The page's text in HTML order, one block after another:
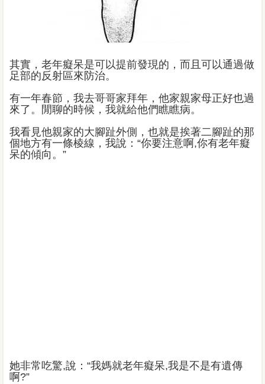
其實，老年癡呆是可以提前發現的，而且可以通過做
足部的反射區來防治。
有一年春節，我去哥哥家拜年，他家親家母正好也過
來了。閒聊的時候，我就給他們瞧瞧病。
我看見他親家的大腳趾外側，也就是挨著二腳趾的那
個地方有一條棱線，我說：“你要注意啊,你有老年癡
呆的傾向。”
她非常吃驚,說：“我媽就老年癡呆,我是不是有遺傳
啊?”